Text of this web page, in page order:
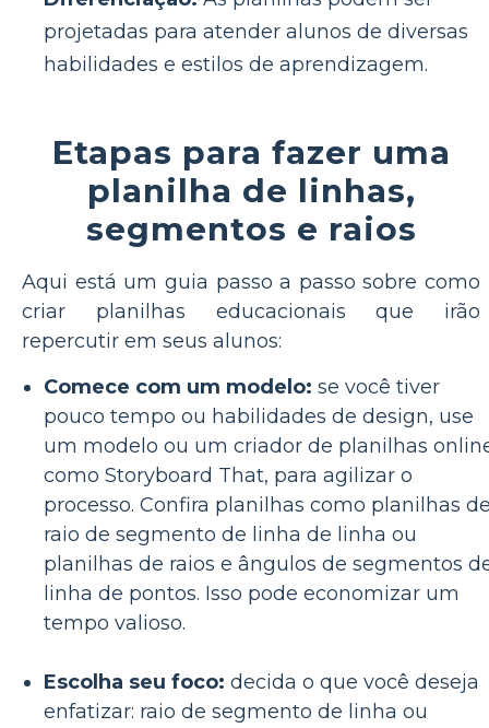
projetadas para atender alunos de diversas
habilidades e estilos de aprendizagem.
Etapas para fazer uma
planilha de linhas,
segmentos e raios
Aqui está um guia passo a passo sobre como
criar planilhas educacionais que irão
repercutir em seus alunos:
Comece com um modelo: se você tiver
pouco tempo ou habilidades de design, use
um modelo ou um criador de planilhas
como Storyboard That, para agilizar o
processo. Confira planilhas como planilhas
raio de segmento de linha de linha ou
planilhas de raios e ângulos de segmentos
linha de pontos. Isso pode economizar um
tempo valioso.
Escolha seu foco: decida o que você deseja
enfatizar: raio de segmento de linha ou